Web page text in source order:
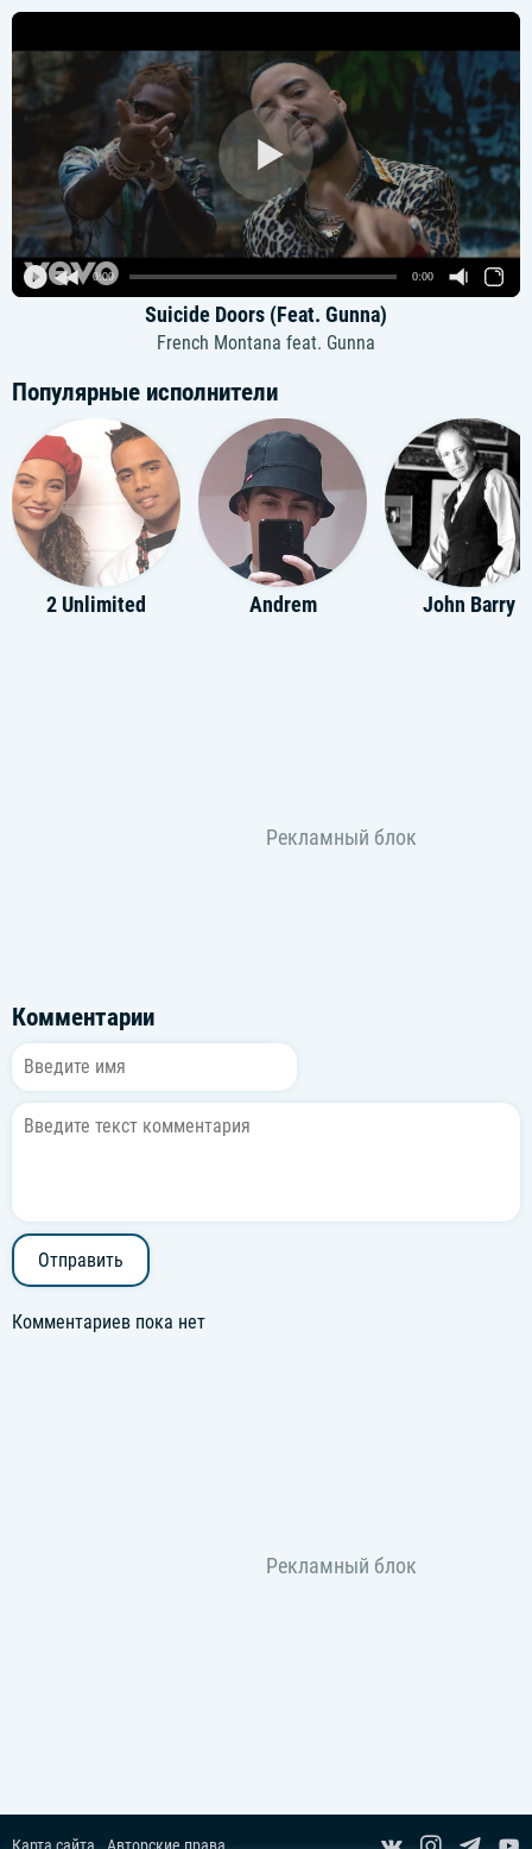
0:00 0:00
Suicide Doors (Feat. Gunna)
French Montana feat. Gunna
Популярные исполнители
2 Unlimited Andrem John Barry
Комментарии
Отправить
Комментариев пока нет